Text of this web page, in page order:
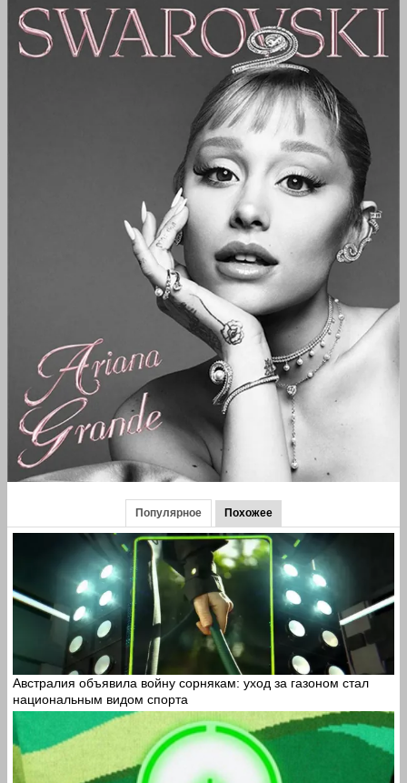
Популярное Похожее
Австралия объявила войну сорнякам: уход за газоном стал
национальным видом спорта